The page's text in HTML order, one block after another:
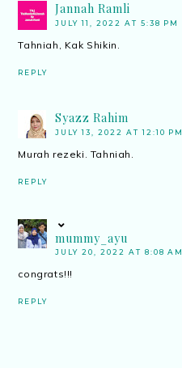
Jannah Ramli
JULY 11, 2022 AT 5:38 PM
Tahniah, Kak Shikin.
REPLY
Syazz Rahim
JULY 13, 2022 AT 12:10 PM
Murah rezeki. Tahniah.
REPLY
mummy_ayu
JULY 20, 2022 AT 8:08 AM
congrats!!!
REPLY